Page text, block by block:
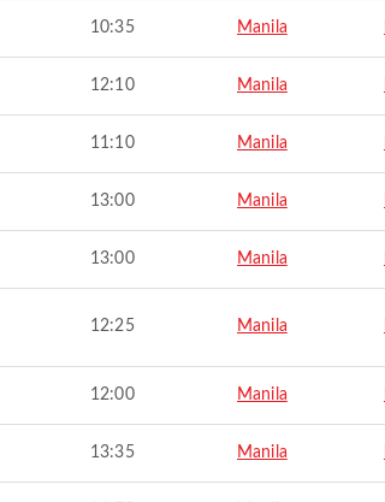
10:35 Manila
12:10 Manila
11:10 Manila
13:00 Manila
13:00 Manila
12:25 Manila
12:00 Manila
13:35 Manila